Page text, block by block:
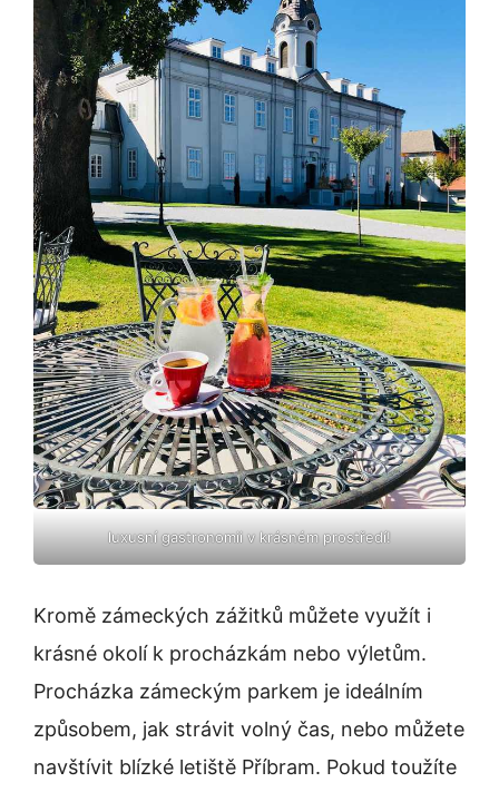
luxusní gastronomii v krásném prostředí!
Kromě zámeckých zážitků můžete využít i
krásné okolí k procházkám nebo výletům.
Procházka zámeckým parkem je ideálním
způsobem, jak strávit volný čas, nebo můžete
navštívit blízké letiště Příbram. Pokud toužíte